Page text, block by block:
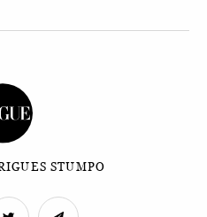
STUMPO